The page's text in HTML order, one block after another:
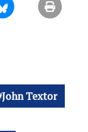
John Textor